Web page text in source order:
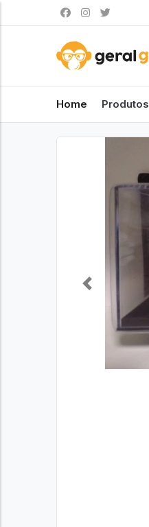
Home Produtos
Previous